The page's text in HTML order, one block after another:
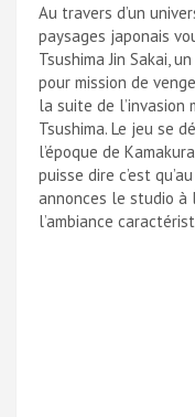
Au travers d’un
paysages japonais
Tsushima Jin Sakai,
pour mission de
la suite de l’invasion
Tsushima. Le jeu se
l’époque de
puisse dire c’est
annonces le studio à
l’ambiance